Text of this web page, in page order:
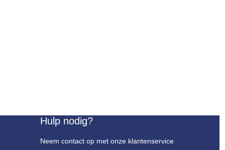
Hulp nodig?
Neem contact op met onze klantenservice